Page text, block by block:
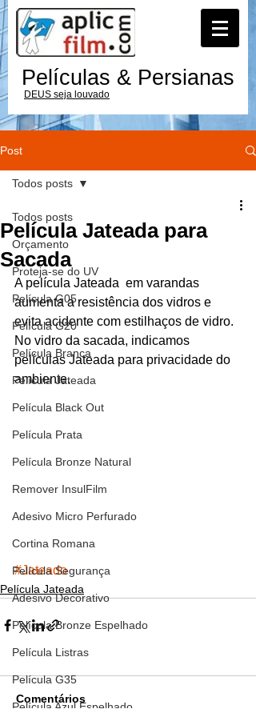
Películas & Persianas
DEUS seja louvado
Post
Todos posts
Orçamento
Proteja-se do UV
Película G05
Película G20
Película Branca
Película Jateada
Película Black Out
Película Prata
Película Bronze Natural
Remover InsulFilm
Adesivo Micro Perfurado
Cortina Romana
Película Segurança
Adesivo Decorativo
Película Bronze Espelhado
Película Listras
Película G35
Película Azul Espelhado
Todos posts
Película Jateada para
Sacada
A película Jateada  em varandas
aumenta a resistência dos vidros e
evita acidente com estilhaços de vidro.
No vidro da sacada, indicamos
películas Jateada para privacidade do
ambiente.
#Jateado
Película Jateada
Comentários